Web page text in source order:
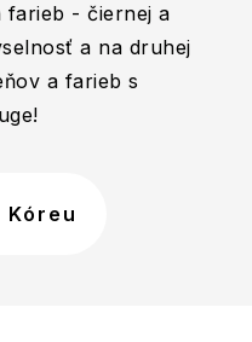
farieb - čiernej a
a na druhej
a farieb s
Kóreu